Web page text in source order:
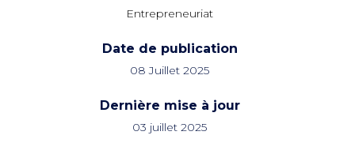
Entrepreneuriat
Date de publication
08 Juillet 2025
Dernière mise à jour
03 juillet 2025